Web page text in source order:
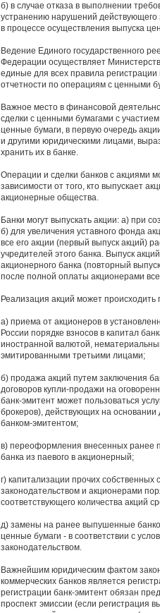
б) в случае отказа в выполнении
устранению нарушений действующего
в процессе осуществления выпуска
Ведение Единого государственного
Федерации осуществляет
единые для всех правила
отчетности по операциям с ценными
Важное место в финансовой
сделки с ценными бумагами с
ценные бумаги, в первую очередь
и другими юридическими лицами,
хранить их в банке.
Операции и сделки банков с акциями
зависимости от того, кто выпускает
акционерные общества.
Банки могут выпускать акции: а) при
б) для увеличения уставного фонда
все его акции (первый выпуск акций)
учредителей этого банка. Выпуск
акционерного банка (повторный
после полной оплаты акционерами
Реализация акций может происходить
а) приема от акционеров в
России порядке взносов в капитал
иностранной валютой,
эмитированными третьими лицами;
б) продажа акций путем заключения
договоров купли-продажи на
банк-эмитент может пользоваться
брокеров), действующих на основании
банком-эмитентом;
в) переоформления внесенных ранее
банка из паевого в акционерный;
г) капитализации прочих собственных
законодательством и акционерами
соответствующего количества акций
д) замены на ранее выпушенные
ценные бумаги - в соответствии с
законодательством.
Важнейшим юридическим фактом
коммерческих банков является
регистрации банк-эмитент обязан
проспект эмиссии (если регистрация